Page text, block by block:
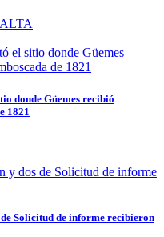
donde Güemes recibió
1821
de Solicitud de informe recibieron